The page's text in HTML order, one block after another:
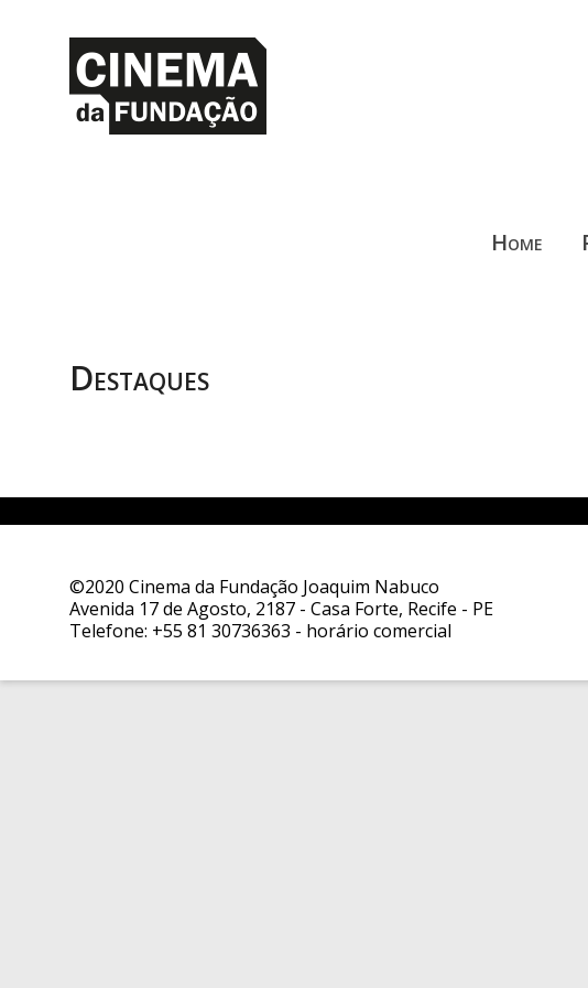
Home
Destaques
©2020 Cinema da Fundação Joaquim Nabuco
Avenida 17 de Agosto, 2187 - Casa Forte, Recife - PE
Telefone: +55 81 30736363 - horário comercial